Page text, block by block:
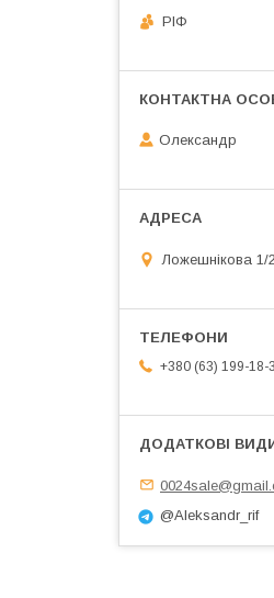
РІФ
Олександр
Ложешнікова 1/
+380 (63) 199-18-
@Aleksandr_rif